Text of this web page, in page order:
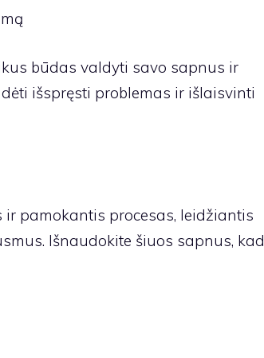
būdas valdyti savo sapnus ir
išspręsti problemas ir išlaisvinti
pamokantis procesas, leidžiantis
Išnaudokite šiuos sapnus, kad